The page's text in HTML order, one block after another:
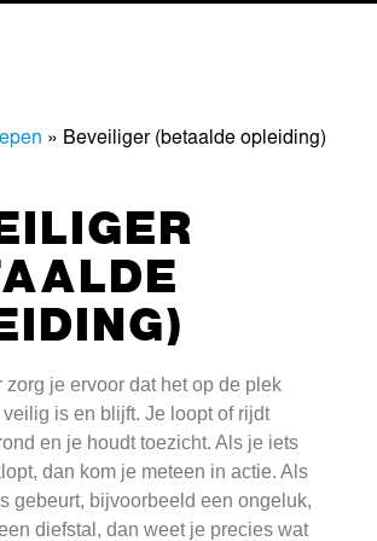
» Beveiliger (betaalde opleiding)
je ervoor dat het op de plek
is en blijft. Je loopt of rijdt
en je houdt toezicht. Als je iets
dan kom je meteen in actie. Als
gebeurt, bijvoorbeeld een ongeluk,
diefstal, dan weet je precies wat